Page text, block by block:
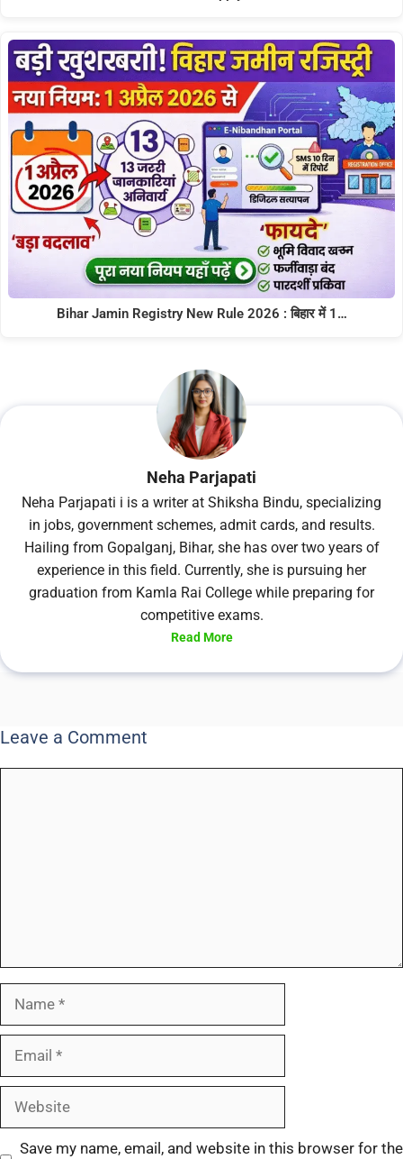
Bihar Jamin Registry New Rule 2026 : बिहार में 1…
Neha Parjapati
Neha Parjapati i is a writer at Shiksha Bindu, specializing
in jobs, government schemes, admit cards, and results.
Hailing from Gopalganj, Bihar, she has over two years of
experience in this field. Currently, she is pursuing her
graduation from Kamla Rai College while preparing for
competitive exams.
Read More
Leave a Comment
Save my name, email, and website in this browser for the